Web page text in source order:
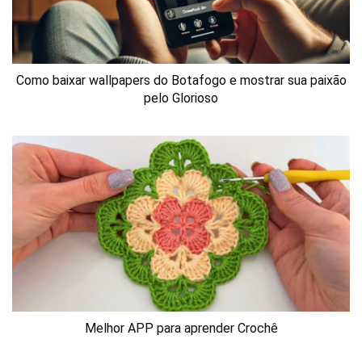
Como baixar wallpapers do Botafogo e mostrar sua paixão
pelo Glorioso
Melhor APP para aprender Crochê